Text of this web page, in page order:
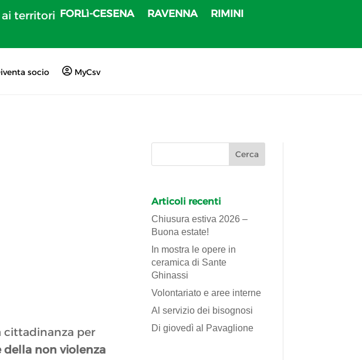
ai territori FORLì-CESENA RAVENNA RIMINI
socio MyCsv
cittadinanza per
della non violenza
Articoli recenti
Chiusura estiva 2026 –
Buona estate!
In mostra le opere in
ceramica di Sante
Ghinassi
Volontariato e aree interne
Al servizio dei bisognosi
Di giovedì al Pavaglione